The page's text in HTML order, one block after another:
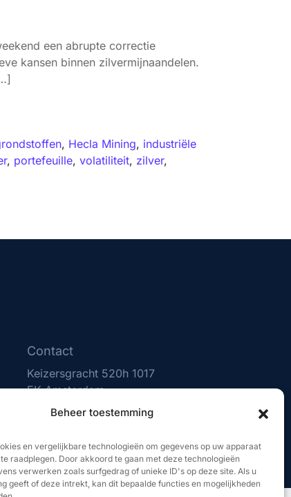
Beheer toestemming
en vergelijkbare technologieën om gegevens op uw apparaat
raadplegen. Door akkoord te gaan met deze technologieën
verwerken zoals surfgedrag of unieke ID's op deze site. Als u
geeft of deze intrekt, kan dit bepaalde functies en mogelijkheden
een abrupte correctie
kansen binnen zilvermijnaandelen.
, Hecla Mining, industriële
, portefeuille, volatiliteit, zilver,
Contact
Keizersgracht 520h 1017
EK Amsterdam
(020) 231 0610
KVK nr: 75481731